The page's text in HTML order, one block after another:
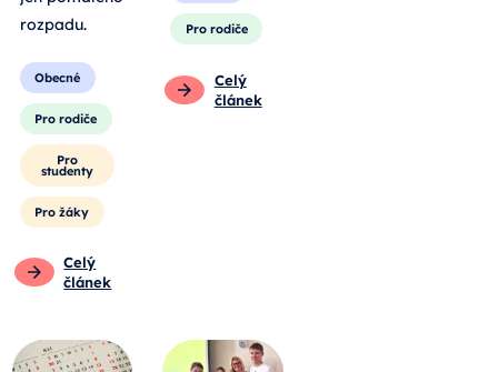
rozpadu.
Obecné
Pro rodiče
Pro
studenty
Pro žáky
Celý
článek
Pro rodiče
Celý
článek